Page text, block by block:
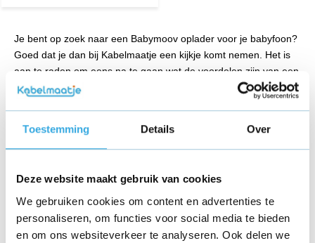
Toestemming Details Over
Deze website maakt gebruik van cookies
We gebruiken cookies om content en advertenties te
personaliseren, om functies voor social media te bieden
en om ons websiteverkeer te analyseren. Ook delen we
Je bent op zoek naar een Babymoov oplader voor je babyfoon?
Goed dat je dan bij Kabelmaatje een kijkje komt nemen. Het is
aan te raden om eens na te gaan wat de voordelen zijn van een
reserve oplader voor je babyfoon. Deze kan dan namelijk
eenvoudiger in meerdere ruimten worden gebruikt. Maak het
snel eentje te bestellen bij ons.
Ruim aanbod Babymoov opladers
Op deze pagina kun jij het assortiment van de Babymoov
opladers op je gemak bekijken. Deze opladers zijn geschikt voor
de originele babyfoons en worden volop verkocht! Je hebt het